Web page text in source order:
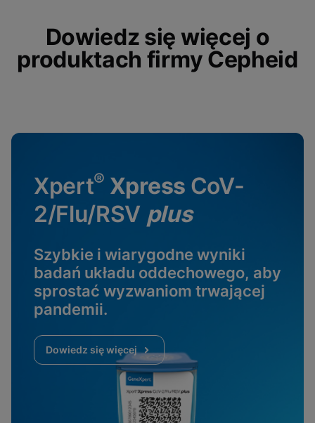
Dowiedz się więcej o
produktach firmy Cepheid
Xpert® Xpress CoV-
2/Flu/RSV plus
Szybkie i wiarygodne wyniki
badań układu oddechowego, aby
sprostać wyzwaniom trwającej
pandemii.
Dowiedz się więcej